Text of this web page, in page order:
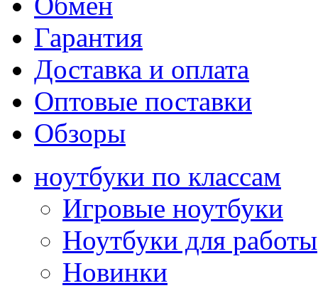
Гарантия
Доставка и оплата
Оптовые поставки
Обзоры
ноутбуки по классам
Игровые ноутбуки
Ноутбуки для работы
Новинки